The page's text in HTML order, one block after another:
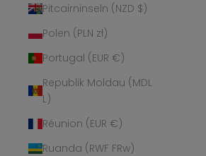
Pitcairninseln (NZD $)
Polen (PLN zł)
Portugal (EUR €)
Republik Moldau (MDL
L)
Réunion (EUR €)
Ruanda (RWF FRw)